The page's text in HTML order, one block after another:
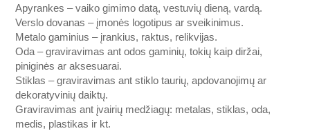
Apyrankes – vaiko gimimo datą, vestuvių dieną, vardą.
Verslo dovanas – įmonės logotipus ar sveikinimus.
Metalo gaminius – įrankius, raktus, relikvijas.
Oda – graviravimas ant odos gaminių, tokių kaip diržai,
piniginės ar aksesuarai.
Stiklas – graviravimas ant stiklo taurių, apdovanojimų ar
dekoratyvinių daiktų.
Graviravimas ant įvairių medžiagų: metalas, stiklas, oda,
medis, plastikas ir kt.